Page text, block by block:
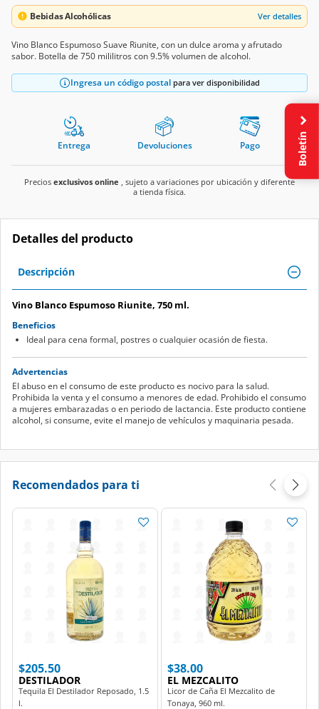
Bebidas Alcohólicas Ver detalles
Vino Blanco Espumoso Suave Riunite, con un dulce aroma y afrutado
sabor. Botella de 750 mililitros con 9.5% volumen de alcohol.
Ingresa un código postal para ver disponibilidad
Entrega Devoluciones Pago
Precios exclusivos online , sujeto a variaciones por ubicación y diferente
a tienda física.
Detalles del producto
Descripción
Vino Blanco Espumoso Riunite, 750 ml.
Beneficios
Ideal para cena formal, postres o cualquier ocasión de fiesta.
Advertencias
El abuso en el consumo de este producto es nocivo para la salud.
Prohibida la venta y el consumo a menores de edad. Prohibido el consumo
a mujeres embarazadas o en periodo de lactancia. Este producto contiene
alcohol, si consume, evite el manejo de vehículos y maquinaria pesada.
Recomendados para ti
$205.50
DESTILADOR
Tequila El Destilador Reposado, 1.5
l.
$38.00
EL MEZCALITO
Licor de Caña El Mezcalito de
Tonaya, 960 ml.
Boletín